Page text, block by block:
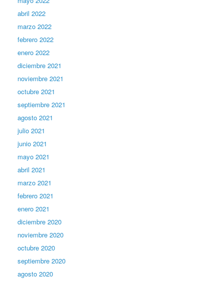
abril 2022
marzo 2022
febrero 2022
enero 2022
diciembre 2021
noviembre 2021
octubre 2021
septiembre 2021
agosto 2021
julio 2021
junio 2021
mayo 2021
abril 2021
marzo 2021
febrero 2021
enero 2021
diciembre 2020
noviembre 2020
octubre 2020
septiembre 2020
agosto 2020